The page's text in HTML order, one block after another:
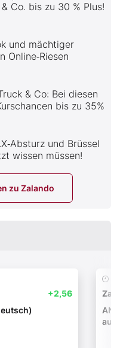
Co. bis zu 30 % Plus!
und mächtiger
Online‑Riesen
& Co: Bei diesen
bis zu 35%
und Brüssel
wissen müssen!
zu Zalando
+2,56
auf